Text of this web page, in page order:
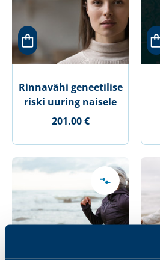
Rinnavähi geneetilise
riski uuring naisele
201.00 €